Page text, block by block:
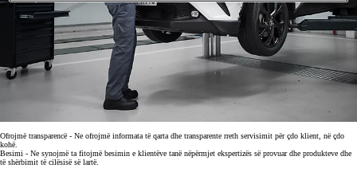
Ofrojmë transparencë - Ne ofrojmë informata të qarta dhe transparente rreth servisimit për çdo klient, në çdo
kohë.
Besimi - Ne synojmë ta fitojmë besimin e klientëve tanë nëpërmjet ekspertizës së provuar dhe produkteve dhe
të shërbimit të cilësisë së lartë.